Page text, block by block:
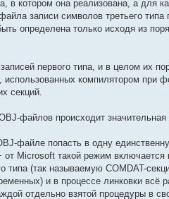
в котором она реализована, а для
записи символов третьего типа
определена только исходя из
первого типа, и в целом их
компилятором при
секций.
файлов происходит
файле попасть в одну
Microsoft такой режим включается
(так называемую COMDAT-
и в процессе линковки всё
отдельно взятой процедуры в